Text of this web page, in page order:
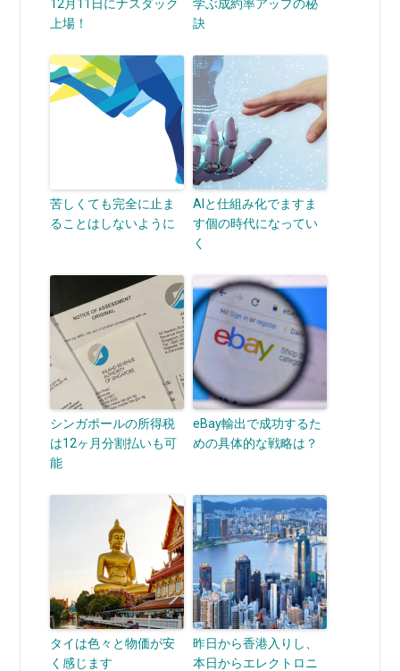
12月11日にナスダック
上場！
学ぶ成約率アップの秘
訣
苦しくても完全に止ま
ることはしないように
AIと仕組み化でますま
す個の時代になってい
く
シンガポールの所得税
は12ヶ月分割払いも可
能
eBay輸出で成功するた
めの具体的な戦略は？
タイは色々と物価が安
く感じます
昨日から香港入りし、
本日からエレクトロニ